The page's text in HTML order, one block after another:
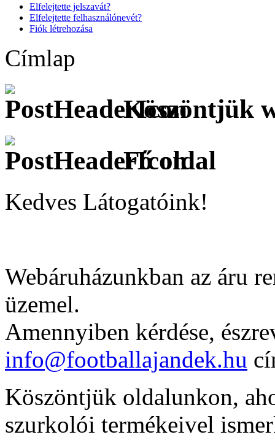
Elfelejtette jelszavát?
Elfelejtette felhasználónevét?
Fiók létrehozása
Címlap
Köszöntjük
Fő oldal
Kedves Látogatóink!
Webáruházunkban az áru
üzemel.
Amennyiben kérdése,
info@footballajandek.hu
Köszöntjük oldalunkon,
szurkolói termékeivel